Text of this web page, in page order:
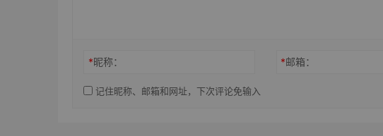
*昵称： *邮箱：
记住昵称、邮箱和网址，下次评论免输入